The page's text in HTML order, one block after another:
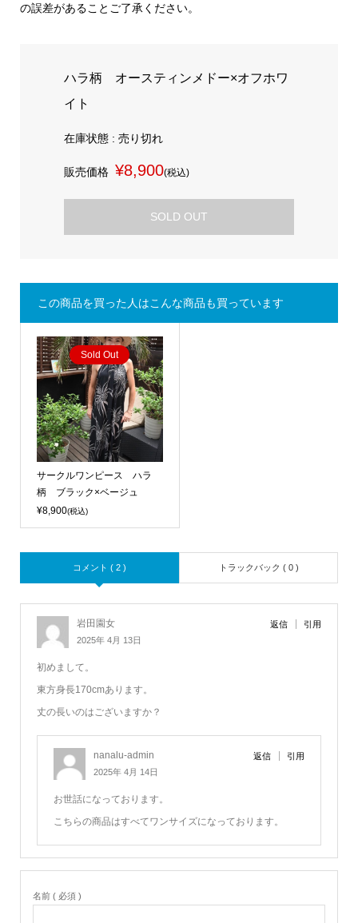
の誤差があることご了承ください。
ハラ柄 オースティンメドー×オフホワ
イト
在庫状態 : 売り切れ
販売価格 ¥8,900(税込)
SOLD OUT
この商品を買った人はこんな商品も買っています
Sold Out
サークルワンピース ハラ
柄 ブラック×ベージュ
¥8,900(税込)
コメント ( 2 ) トラックバック ( 0 )
岩田園女
2025年 4月 13日
返信 引用
初めまして。
東方身長170cmあります。
丈の長いのはございますか？
nanalu-admin
2025年 4月 14日
返信 引用
お世話になっております。
こちらの商品はすべてワンサイズになっております。
名前 ( 必須 )